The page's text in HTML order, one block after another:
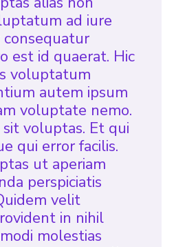
ad iure
est id quaerat. Hic
voluptatum
autem ipsum
voluptate nemo.
voluptas. Et qui
qui error facilis.
ut aperiam
perspiciatis
velit
in nihil
molestias